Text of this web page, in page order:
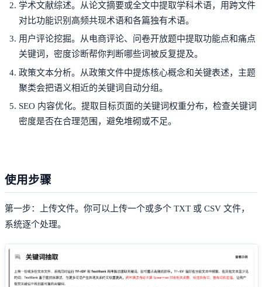
学术文献综述。从论文摘要或全文中提取学科术语，用跨文件
对比功能识别高频共现术语和各篇独有术语。
用户评论挖掘。从电商评论、问卷开放题中提取功能点和痛点
关键词，密度诊断帮你判断哪些词被反复提及。
政策文本分析。从政策文件中提炼核心概念和关键表述，主题
聚类会把语义相近的关键词自动分组。
SEO 内容优化。提取目标页面的关键词权重分布，检查关键词
密度是否在合理范围，避免堆砌或不足。
使用步骤
第一步：上传文件。你可以上传一个或多个 TXT 或 CSV 文件，
系统逐个处理。